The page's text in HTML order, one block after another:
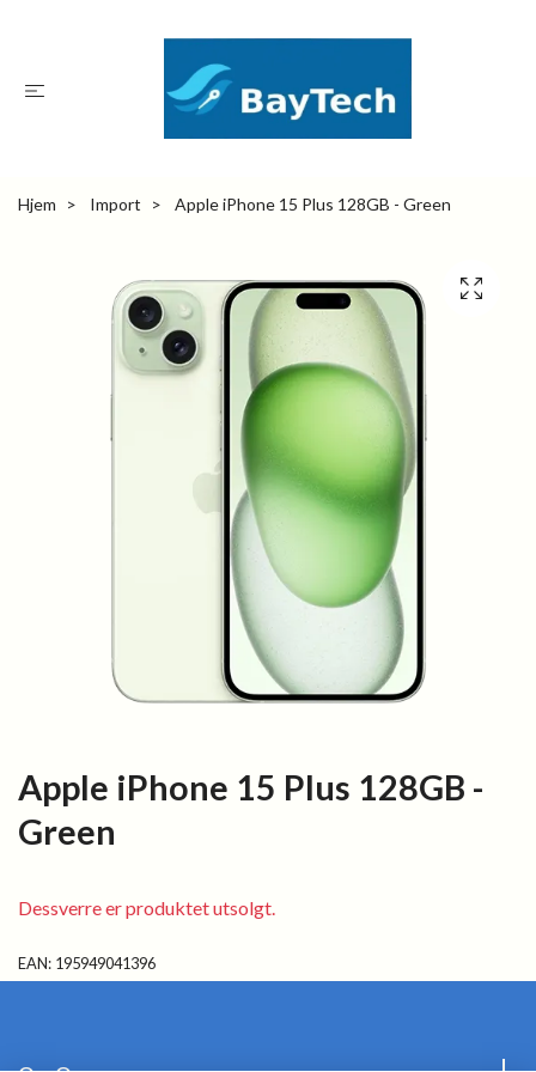
Hjem Import Apple iPhone 15 Plus 128GB - Green
Apple iPhone 15 Plus 128GB -
Green
Dessverre er produktet utsolgt.
EAN: 195949041396